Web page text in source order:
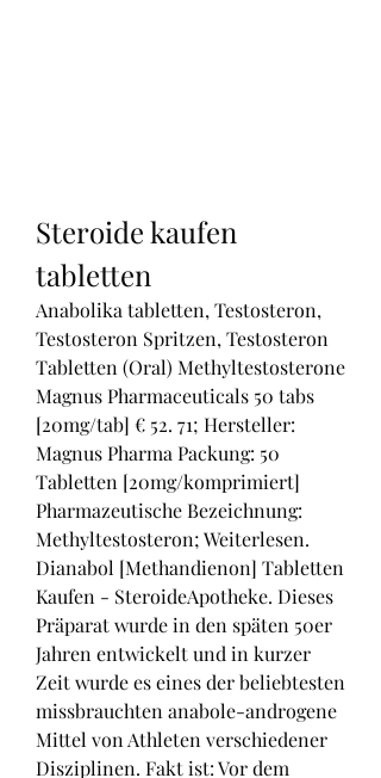
Steroide kaufen
tabletten
Anabolika tabletten, Testosteron,
Testosteron Spritzen, Testosteron
Tabletten (Oral) Methyltestosterone
Magnus Pharmaceuticals 50 tabs
[20mg/tab] € 52. 71; Hersteller:
Magnus Pharma Packung: 50
Tabletten [20mg/komprimiert]
Pharmazeutische Bezeichnung:
Methyltestosteron; Weiterlesen.
Dianabol [Methandienon] Tabletten
Kaufen - SteroideApotheke. Dieses
Präparat wurde in den späten 50er
Jahren entwickelt und in kurzer
Zeit wurde es eines der beliebtesten
missbrauchten anabole-androgene
Mittel von Athleten verschiedener
Disziplinen. Fakt ist: Vor dem